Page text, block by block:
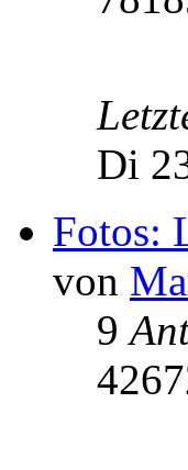
Di
Fotos:
von
9